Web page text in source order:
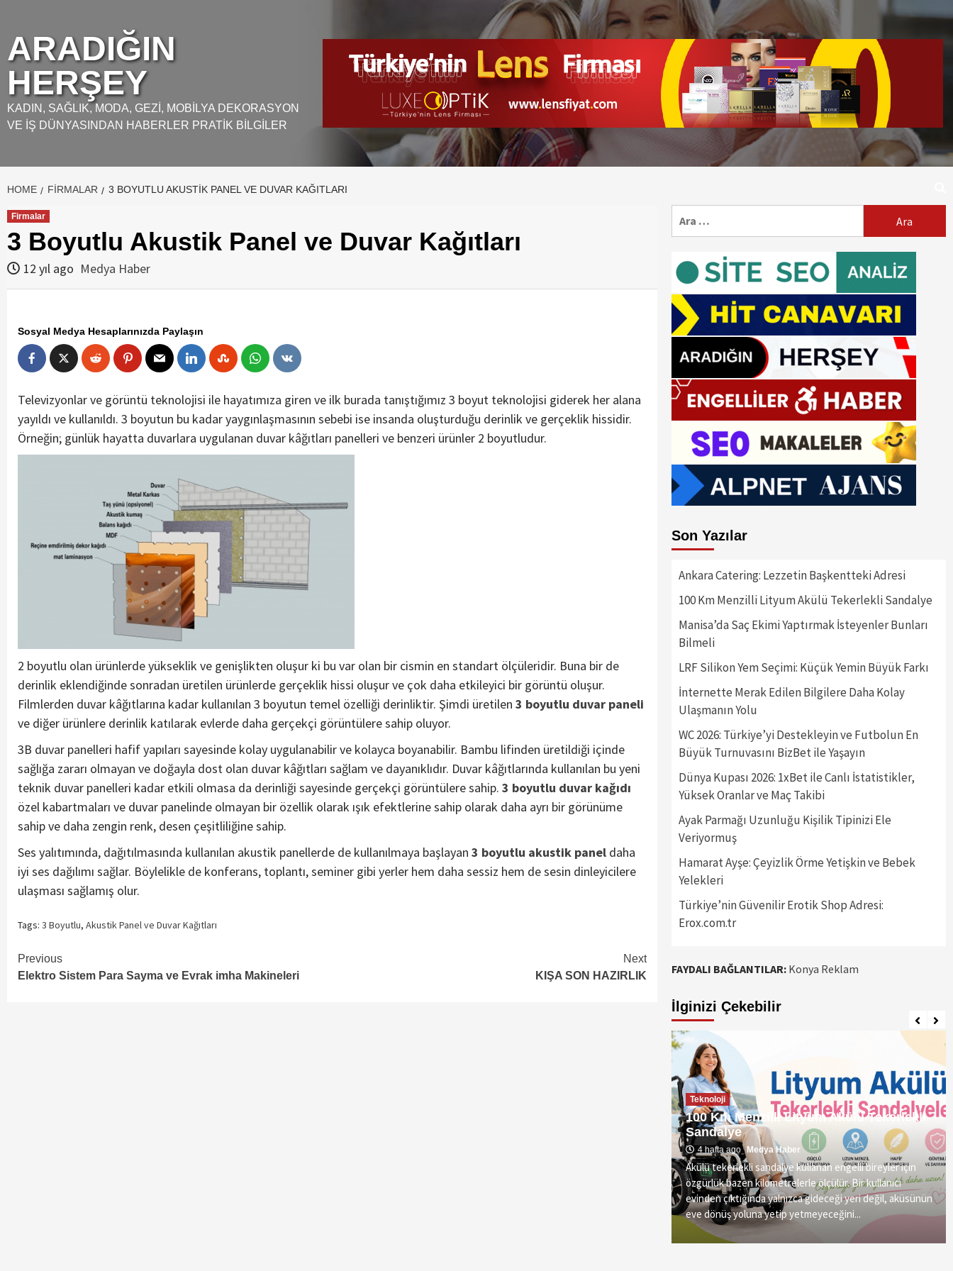
content
ARADIĞIN
HERŞEY
KADIN, SAĞLIK, MODA, GEZI, MOBILYA DEKORASYON
VE İŞ DÜNYASINDAN HABERLER PRATIK BILGILER
HOME FIRMALAR 3 BOYUTLU AKUSTIK PANEL VE DUVAR KAĞITLARI
Firmalar
3 Boyutlu Akustik Panel ve Duvar Kağıtları
12 yıl ago Medya Haber
Sosyal Medya Hesaplarınızda Paylaşın
Televizyonlar ve görüntü teknolojisi ile hayatımıza giren ve ilk burada tanıştığımız 3 boyut teknolojisi giderek her alana
yayıldı ve kullanıldı. 3 boyutun bu kadar yaygınlaşmasının sebebi ise insanda oluşturduğu derinlik ve gerçeklik hissidir.
Örneğin; günlük hayatta duvarlara uygulanan duvar kâğıtları panelleri ve benzeri ürünler 2 boyutludur.
2 boyutlu olan ürünlerde yükseklik ve genişlikten oluşur ki bu var olan bir cismin en standart ölçüleridir. Buna bir de
derinlik eklendiğinde sonradan üretilen ürünlerde gerçeklik hissi oluşur ve çok daha etkileyici bir görüntü oluşur.
Filmlerden duvar kâğıtlarına kadar kullanılan 3 boyutun temel özelliği derinliktir. Şimdi üretilen 3 boyutlu duvar paneli
ve diğer ürünlere derinlik katılarak evlerde daha gerçekçi görüntülere sahip oluyor.
3B duvar panelleri hafif yapıları sayesinde kolay uygulanabilir ve kolayca boyanabilir. Bambu lifinden üretildiği içinde
sağlığa zararı olmayan ve doğayla dost olan duvar kâğıtları sağlam ve dayanıklıdır. Duvar kâğıtlarında kullanılan bu yeni
teknik duvar panelleri kadar etkili olmasa da derinliği sayesinde gerçekçi görüntülere sahip. 3 boyutlu duvar kağıdı
özel kabartmaları ve duvar panelinde olmayan bir özellik olarak ışık efektlerine sahip olarak daha ayrı bir görünüme
sahip ve daha zengin renk, desen çeşitliliğine sahip.
Ses yalıtımında, dağıtılmasında kullanılan akustik panellerde de kullanılmaya başlayan 3 boyutlu akustik panel daha
iyi ses dağılımı sağlar. Böylelikle de konferans, toplantı, seminer gibi yerler hem daha sessiz hem de sesin dinleyicilere
ulaşması sağlamış olur.
Tags: 3 Boyutlu, Akustik Panel ve Duvar Kağıtları
Continue
Reading
Previous
Elektro Sistem Para Sayma ve Evrak imha Makineleri
Next
KIŞA SON HAZIRLIK
Son Yazılar
Ankara Catering: Lezzetin Başkentteki Adresi
100 Km Menzilli Lityum Akülü Tekerlekli Sandalye
Manisa’da Saç Ekimi Yaptırmak İsteyenler Bunları
Bilmeli
LRF Silikon Yem Seçimi: Küçük Yemin Büyük Farkı
İnternette Merak Edilen Bilgilere Daha Kolay
Ulaşmanın Yolu
WC 2026: Türkiye’yi Destekleyin ve Futbolun En
Büyük Turnuvasını BizBet ile Yaşayın
Dünya Kupası 2026: 1xBet ile Canlı İstatistikler,
Yüksek Oranlar ve Maç Takibi
Ayak Parmağı Uzunluğu Kişilik Tipinizi Ele
Veriyormuş
Hamarat Ayşe: Çeyizlik Örme Yetişkin ve Bebek
Yelekleri
Türkiye’nin Güvenilir Erotik Shop Adresi:
Erox.com.tr
FAYDALI BAĞLANTILAR: Konya Reklam
İlginizi Çekebilir
Teknoloji
100 Km Menzilli Lityum Akülü Tekerlekli
Sandalye
4 hafta ago Medya Haber
Akülü tekerlekli sandalye kullanan engelli bireyler için
özgürlük bazen kilometrelerle ölçülür. Bir kullanıcı
evinden çıktığında yalnızca gideceği yeri değil, aküsünün
eve dönüş yoluna yetip yetmeyeceğini...